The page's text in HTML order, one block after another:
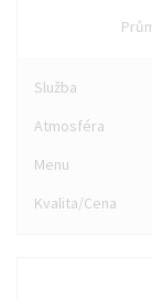
Služba
Atmosféra
Menu
Kvalita/Cena